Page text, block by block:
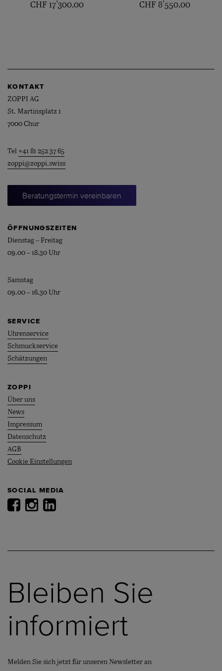
CHF 17'300.00
CHF 8'550.00
KONTAKT
ZOPPI AG
St. Martinsplatz 1
7000 Chur
Tel +41 81 252 37 65
zoppi@zoppi.swiss
Beratungstermin vereinbaren
ÖFFNUNGSZEITEN
Dienstag – Freitag
09.00 – 18.30 Uhr
Samstag
09.00 – 16.30 Uhr
SERVICE
Uhrenservice
Schmuckservice
Schätzungen
ZOPPI
Über uns
News
Impressum
Datenschutz
AGB
Cookie Einstellungen
SOCIAL MEDIA
Bleiben Sie
informiert
Melden Sie sich jetzt für unseren Newsletter an